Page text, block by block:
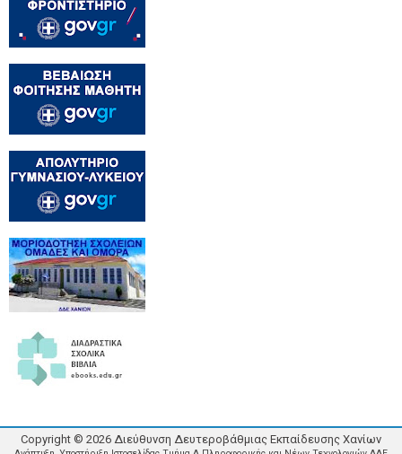
Copyright © 2026 Διεύθυνση Δευτεροβάθμιας Εκπαίδευσης Χανίων